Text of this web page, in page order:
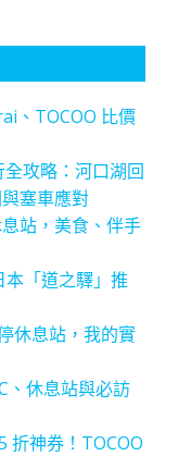
、TOCOO 比價
全攻略：河口湖回
塞車應對
站，美食、伴手
本「道之驛」推
休息站，我的實
、休息站與必訪
折神券！TOCOO